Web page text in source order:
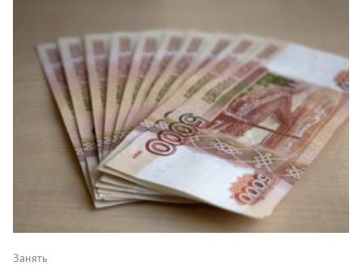
Занять